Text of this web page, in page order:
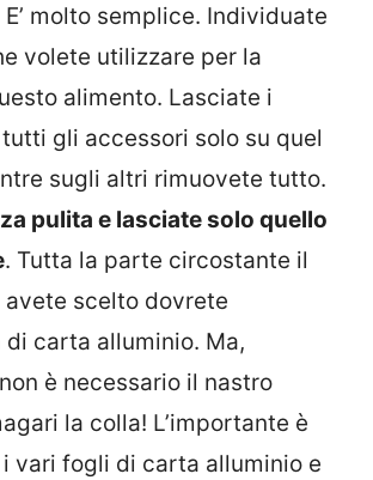
molto semplice. Individuate
volete utilizzare per la
alimento. Lasciate i
gli accessori solo su quel
sugli altri rimuovete tutto.
pulita e lasciate solo quello
. Tutta la parte circostante il
scelto dovrete
carta alluminio. Ma,
è necessario il nastro
la colla! L’importante è
vari fogli di carta alluminio e